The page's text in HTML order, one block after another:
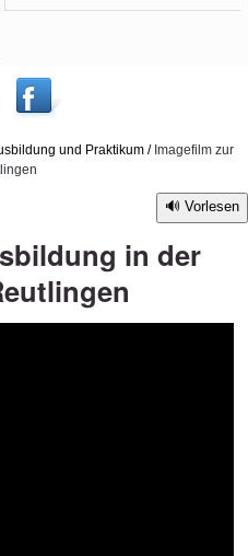
und Praktikum / Imagefilm zur
Vorlesen
in der